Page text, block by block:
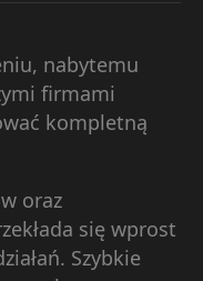
nabytemu
firmami
kompletną
oraz
się wprost
Szybkie